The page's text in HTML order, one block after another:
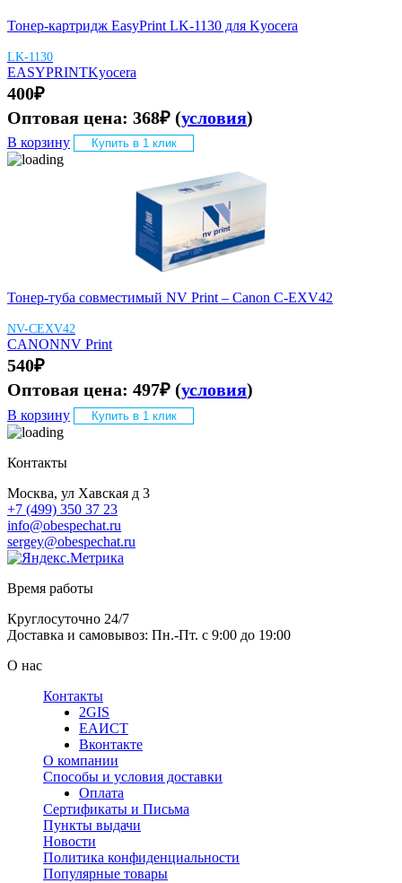
Тонер-картридж EasyPrint LK-1130 для Kyocera
LK-1130
EASYPRINTKyocera
400₽
Оптовая цена: 368₽ (условия)
В корзину Купить в 1 клик
Тонер-туба совместимый NV Print – Canon C-EXV42
NV-CEXV42
CANONNV Print
540₽
Оптовая цена: 497₽ (условия)
В корзину Купить в 1 клик
Контакты
Москва, ул Хавская д 3
+7 (499) 350 37 23
info@obespechat.ru
sergey@obespechat.ru
Время работы
Круглосуточно 24/7
Доставка и самовывоз: Пн.-Пт. с 9:00 до 19:00
О нас
Контакты
2GIS
ЕАИСТ
Вконтакте
О компании
Способы и условия доставки
Оплата
Сертификаты и Письма
Пункты выдачи
Новости
Политика конфиденциальности
Популярные товары